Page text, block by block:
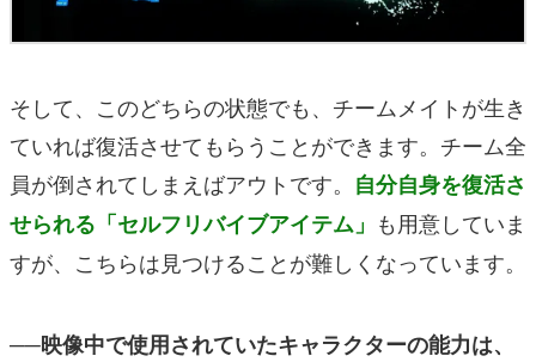
そして、このどちらの状態でも、チームメイトが生き
ていれば復活させてもらうことができます。チーム全
員が倒されてしまえばアウトです。 自分自身を復活さ
せられる「セルフリバイブアイテム」 も用意していま
すが、こちらは見つけることが難しくなっています。
──映像中で使用されていたキャラクターの能力は、